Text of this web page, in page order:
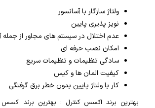
ولتاژ سازگار با آسانسور
نویز پذیری پایین
عدم اختلال در سیستم های مجاور از جمله
امکان نصب حرفه ای
سادگی تنظیمات و تنظیمات سریع
کیفیت المان ها و کیس
کار با ولتاژ پایین بدون خطر برق گرفتگی
بهترین برند اکسس کنترل : بهترین برند اکسس